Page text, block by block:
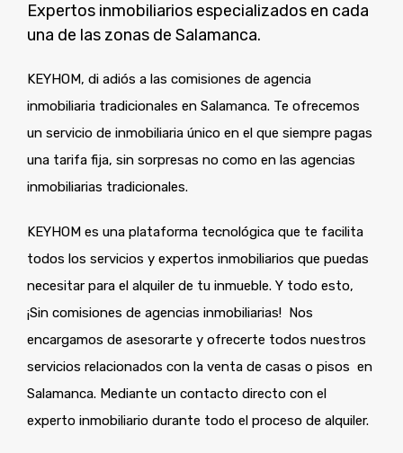
Expertos inmobiliarios especializados en cada
una de las zonas de Salamanca.
KEYHOM, di adiós a las comisiones de agencia
inmobiliaria tradicionales en Salamanca. Te ofrecemos
un servicio de inmobiliaria único en el que siempre pagas
una tarifa fija, sin sorpresas no como en las agencias
inmobiliarias tradicionales.
KEYHOM es una plataforma tecnológica que te facilita
todos los servicios y expertos inmobiliarios que puedas
necesitar para el alquiler de tu inmueble. Y todo esto,
¡Sin comisiones de agencias inmobiliarias! Nos
encargamos de asesorarte y ofrecerte todos nuestros
servicios relacionados con la venta de casas o pisos en
Salamanca. Mediante un contacto directo con el
experto inmobiliario durante todo el proceso de alquiler.